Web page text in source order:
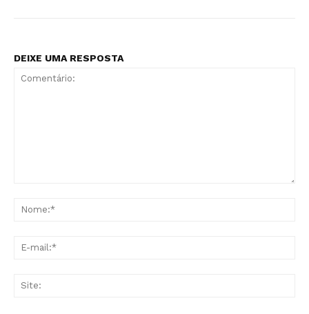
DEIXE UMA RESPOSTA